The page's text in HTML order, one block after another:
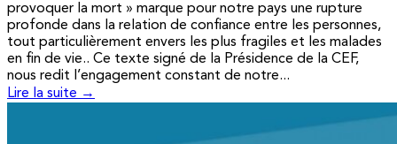
provoquer la mort » marque pour notre pays une rupture
profonde dans la relation de confiance entre les personnes,
tout particulièrement envers les plus fragiles et les malades
en fin de vie.. Ce texte signé de la Présidence de la CEF,
nous redit l’engagement constant de notre...
Lire la suite →